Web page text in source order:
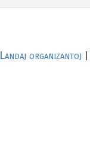
Landaj organizantoj